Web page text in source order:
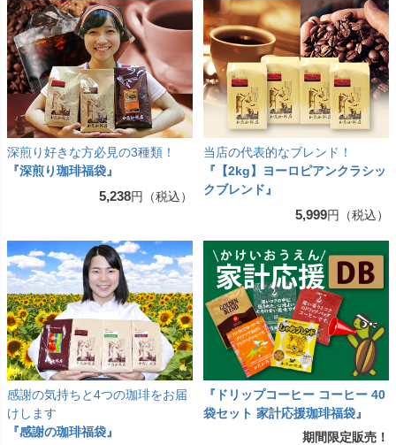
深煎り好きな方必見の3種類！
『深煎り珈琲福袋』
5,238円（税込）
当店の代表的なブレンド！
『【2kg】ヨーロピアンクラシッ
クブレンド』
5,999円（税込）
感謝の気持ちと4つの珈琲をお届
けします
『感謝の珈琲福袋』
『ドリップコーヒー コーヒー 40
袋セット 家計応援珈琲福袋』
期間限定販売！